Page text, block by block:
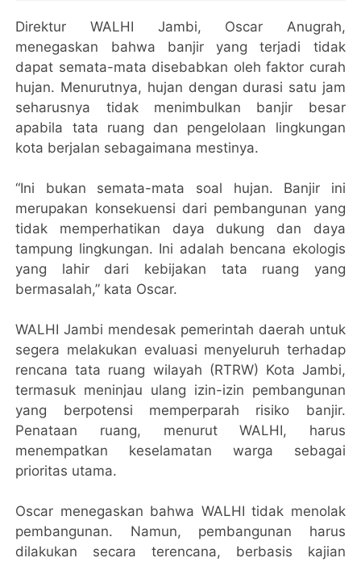
Direktur WALHI Jambi, Oscar Anugrah,
menegaskan bahwa banjir yang terjadi tidak
dapat semata-mata disebabkan oleh faktor curah
hujan. Menurutnya, hujan dengan durasi satu jam
seharusnya tidak menimbulkan banjir besar
apabila tata ruang dan pengelolaan lingkungan
kota berjalan sebagaimana mestinya.
“Ini bukan semata-mata soal hujan. Banjir ini
merupakan konsekuensi dari pembangunan yang
tidak memperhatikan daya dukung dan daya
tampung lingkungan. Ini adalah bencana ekologis
yang lahir dari kebijakan tata ruang yang
bermasalah,” kata Oscar.
WALHI Jambi mendesak pemerintah daerah untuk
segera melakukan evaluasi menyeluruh terhadap
rencana tata ruang wilayah (RTRW) Kota Jambi,
termasuk meninjau ulang izin-izin pembangunan
yang berpotensi memperparah risiko banjir.
Penataan ruang, menurut WALHI, harus
menempatkan keselamatan warga sebagai
prioritas utama.
Oscar menegaskan bahwa WALHI tidak menolak
pembangunan. Namun, pembangunan harus
dilakukan secara terencana, berbasis kajian